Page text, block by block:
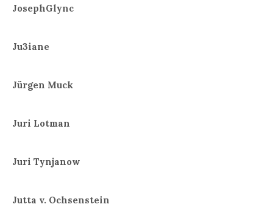
JosephGlync
Ju3iane
Jürgen Muck
Juri Lotman
Juri Tynjanow
Jutta v. Ochsenstein